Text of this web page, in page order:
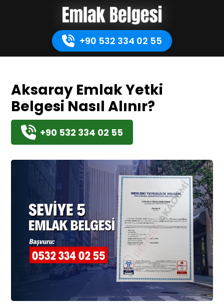
+90 532 334 02 55
Aksaray Emlak Yetki
Belgesi Nasıl Alınır?
+90 532 334 02 55